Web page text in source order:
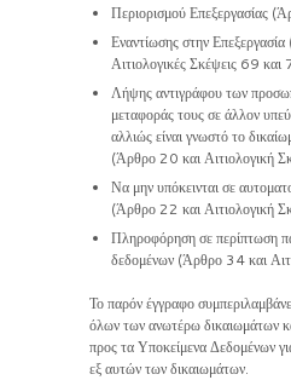
Περιορισμού Επεξεργασίας
Εναντίωσης στην
Αιτιολογικές Σκέψεις 69 και
Λήψης αντιγράφου των
μεταφοράς τους σε άλλον
αλλιώς είναι γνωστό το
(Άρθρο 20 και Αιτιολογική
Να μην υπόκεινται σε
(Άρθρο 22 και Αιτιολογική
Πληροφόρηση σε περίπτωση
δεδομένων (Άρθρο 34 και
Το παρόν έγγραφο
όλων των ανωτέρω δικαιωμάτων
προς τα Υποκείμενα Δεδομένων
εξ αυτών των δικαιωμάτων.